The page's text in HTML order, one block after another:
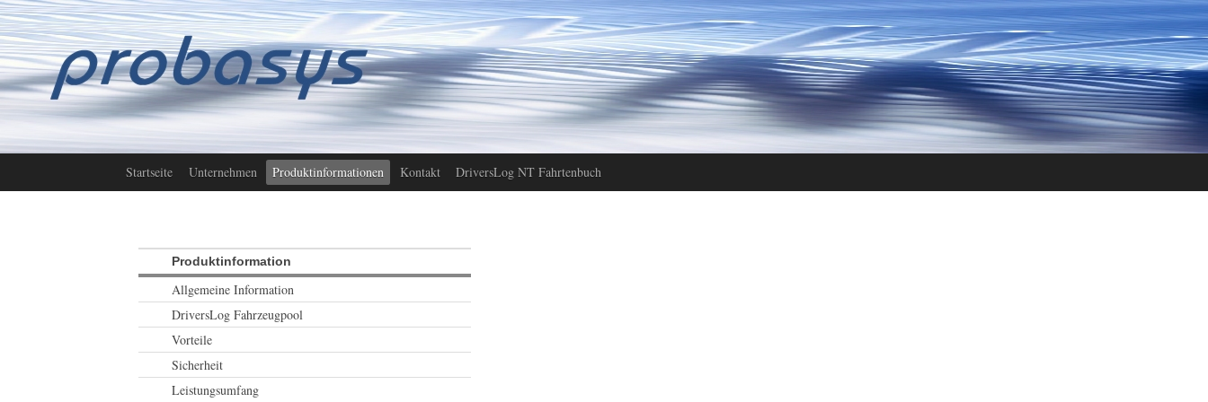
Startseite Unternehmen Produktinformationen Kontakt DriversLog NT Fahrtenbuch
Produktinformation
Allgemeine Information
DriversLog Fahrzeugpool
Vorteile
Sicherheit
Leistungsumfang